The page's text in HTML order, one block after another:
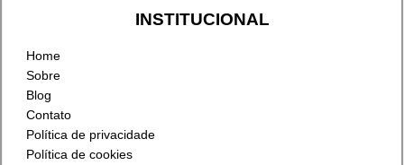
INSTITUCIONAL
Home
Sobre
Blog
Contato
Política de privacidade
Política de cookies